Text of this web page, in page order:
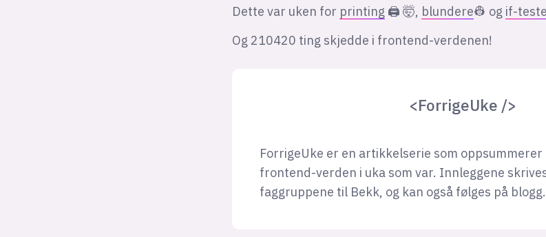
Dette var uken for printing 🖨 🤯, blundere👷 og if-
Og 210420 ting skjedde i frontend-verdenen!
<ForrigeUke />
ForrigeUke er en artikkelserie som oppsummerer
frontend-verden i uka som var. Innleggene
faggruppene til Bekk, og kan også følges på